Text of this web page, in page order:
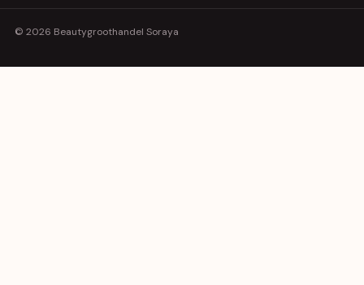
© 2026 Beautygroothandel Soraya